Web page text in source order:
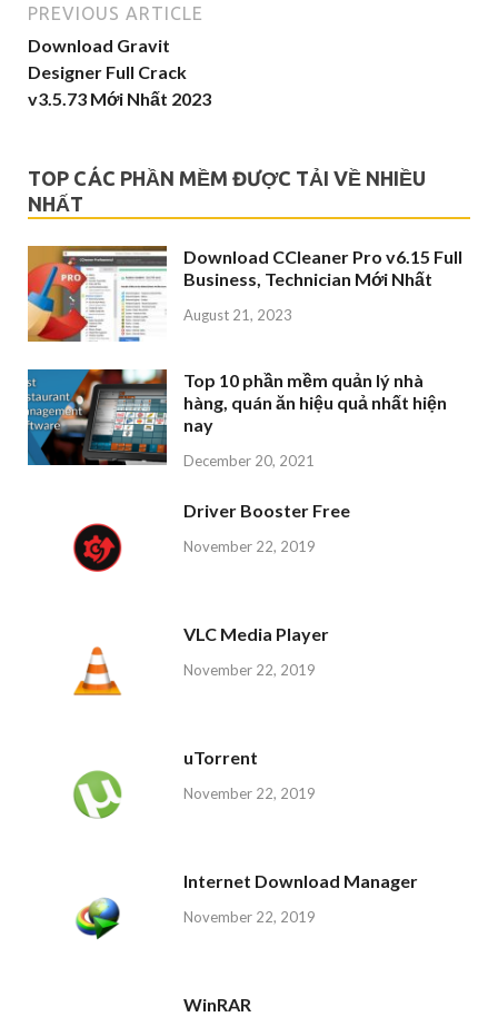
PREVIOUS ARTICLE
Download Gravit
Designer Full Crack
v3.5.73 Mới Nhất 2023
TOP CÁC PHẦN MỀM ĐƯỢC TẢI VỀ NHIỀU
NHẤT
Download CCleaner Pro v6.15 Full
Business, Technician Mới Nhất
August 21, 2023
Top 10 phần mềm quản lý nhà
hàng, quán ăn hiệu quả nhất hiện
nay
December 20, 2021
Driver Booster Free
November 22, 2019
VLC Media Player
November 22, 2019
uTorrent
November 22, 2019
Internet Download Manager
November 22, 2019
WinRAR